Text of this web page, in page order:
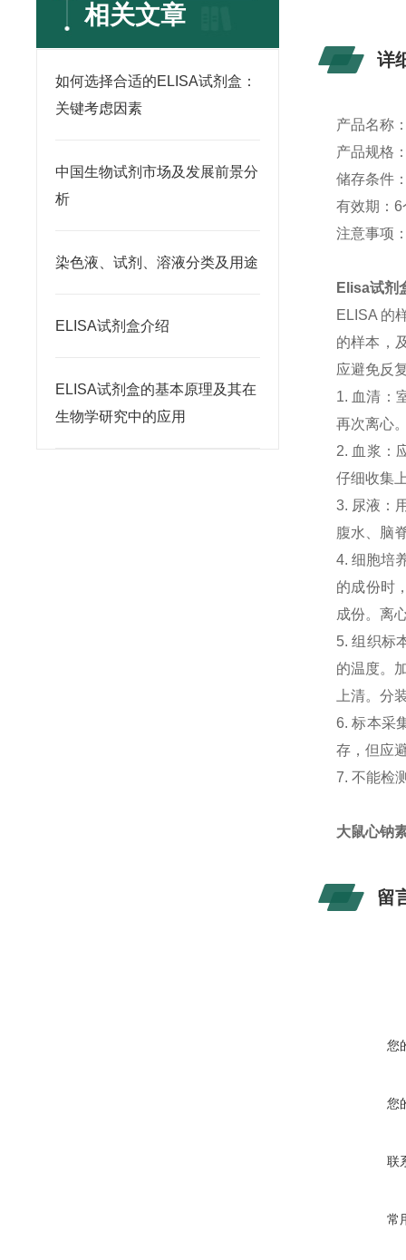
相关文章
如何选择合适的ELISA试剂盒：
关键考虑因素
中国生物试剂市场及发展前景分
析
染色液、试剂、溶液分类及用途
ELISA试剂盒介绍
ELISA试剂盒的基本原理及其在
生物学研究中的应用
详
产品名称
产品规格
储存条件
有效期：6
注意事项
Elisa试剂
ELISA 的
的样本，
应避免反
1. 血清：
再次离心
2. 血浆：
仔细收集
3. 尿液：
腹水、脑
4. 细胞培
的成份时
成份。离
5. 组织标
的温度。
上清。分
6. 标本采
存，但应
7. 不能检
大鼠心钠
留
您
您
联
常